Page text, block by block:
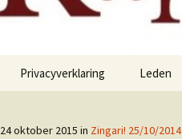
Privacyverklaring Leden
24 oktober 2015 in Zingari! 25/10/2014